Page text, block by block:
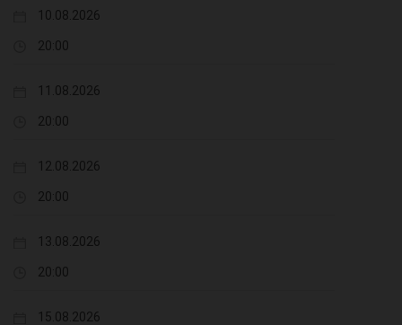
10.08.2026
20:00
11.08.2026
20:00
12.08.2026
20:00
13.08.2026
20:00
15.08.2026